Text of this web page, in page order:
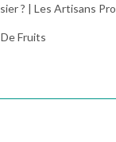
? | Les Artisans Pro
Fruits